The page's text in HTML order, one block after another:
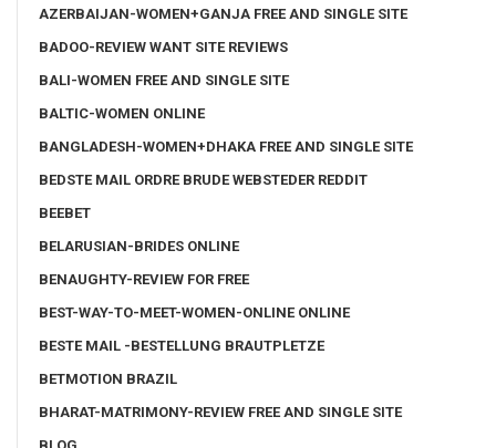
AZERBAIJAN-WOMEN+GANJA FREE AND SINGLE SITE
BADOO-REVIEW WANT SITE REVIEWS
BALI-WOMEN FREE AND SINGLE SITE
BALTIC-WOMEN ONLINE
BANGLADESH-WOMEN+DHAKA FREE AND SINGLE SITE
BEDSTE MAIL ORDRE BRUDE WEBSTEDER REDDIT
BEEBET
BELARUSIAN-BRIDES ONLINE
BENAUGHTY-REVIEW FOR FREE
BEST-WAY-TO-MEET-WOMEN-ONLINE ONLINE
BESTE MAIL -BESTELLUNG BRAUTPLETZE
BETMOTION BRAZIL
BHARAT-MATRIMONY-REVIEW FREE AND SINGLE SITE
BLOG